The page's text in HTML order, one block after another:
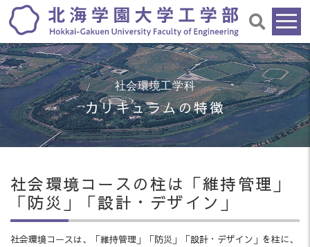
社会環境工学科
カリキュラムの特徴
社会環境コースの柱は「維持管理」
「防災」「設計・デザイン」
社会環境コースは、「維持管理」「防災」「設計・デザイン」を柱に、